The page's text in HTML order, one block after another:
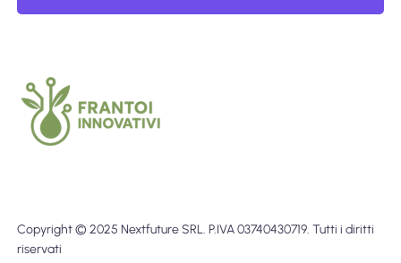
Copyright © 2025 Nextfuture SRL. P.IVA 03740430719. Tutti i diritti
riservati